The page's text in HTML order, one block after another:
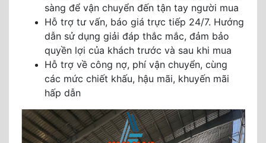
sàng để vận chuyển đến tận tay người mua
Hỗ trợ tư vấn, báo giá trực tiếp 24/7. Hướng
dẫn sử dụng giải đáp thắc mắc, đảm bảo
quyền lợi của khách trước và sau khi mua
Hỗ trợ về công nợ, phí vận chuyển, cùng
các mức chiết khấu, hậu mãi, khuyến mãi
hấp dẫn